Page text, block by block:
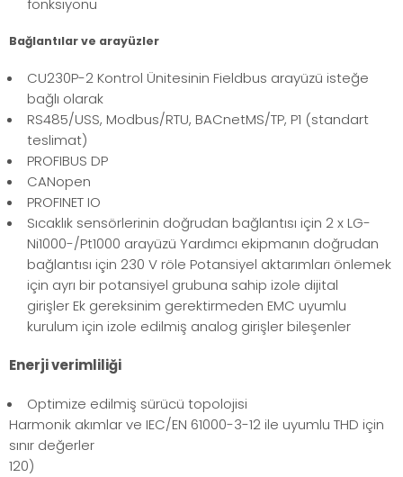
fonksiyonu
Bağlantılar ve arayüzler
CU230P-2 Kontrol Ünitesinin Fieldbus arayüzü isteğe
bağlı olarak
RS485/USS, Modbus/RTU, BACnetMS/TP, P1 (standart
teslimat)
PROFIBUS DP
CANopen
PROFINET IO
Sıcaklık sensörlerinin doğrudan bağlantısı için 2 x LG-
Ni1000-/Pt1000 arayüzü Yardımcı ekipmanın doğrudan
bağlantısı için 230 V röle Potansiyel aktarımları önlemek
için ayrı bir potansiyel grubuna sahip izole dijital
girişler Ek gereksinim gerektirmeden EMC uyumlu
kurulum için izole edilmiş analog girişler bileşenler
Enerji verimliliği
Optimize edilmiş sürücü topolojisi
Harmonik akımlar ve IEC/EN 61000-3-12 ile uyumlu THD için
sınır değerler
120)